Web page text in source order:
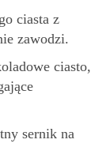
ciasta z
zawodzi.
ciasto,
sernik na